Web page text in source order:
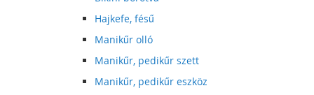
Hajkefe, fésű
Manikűr olló
Manikűr, pedikűr szett
Manikűr, pedikűr eszköz